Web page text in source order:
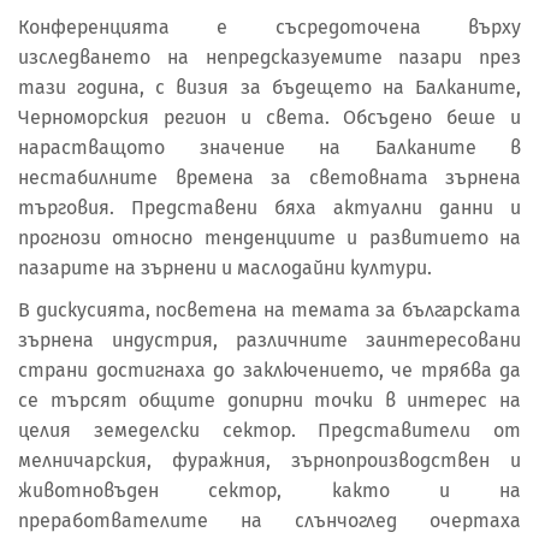
Конференцията е съсредоточена върху
изследването на непредсказуемите пазари през
тази година, с визия за бъдещето на Балканите,
Черноморския регион и света. Обсъдено беше и
нарастващото значение на Балканите в
нестабилните времена за световната зърнена
търговия. Представени бяха актуални данни и
прогнози относно тенденциите и развитието на
пазарите на зърнени и маслодайни култури.
В дискусията, посветена на темата за българската
зърнена индустрия, различните заинтересовани
страни достигнаха до заключението, че трябва да
се търсят общите допирни точки в интерес на
целия земеделски сектор. Представители от
мелничарския, фуражния, зърнопроизводствен и
животновъден сектор, както и на
преработвателите на слънчоглед очертаха